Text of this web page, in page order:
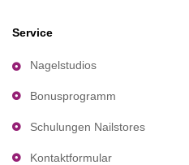
Service
Nagelstudios
Bonusprogramm
Schulungen Nailstores
Kontaktformular